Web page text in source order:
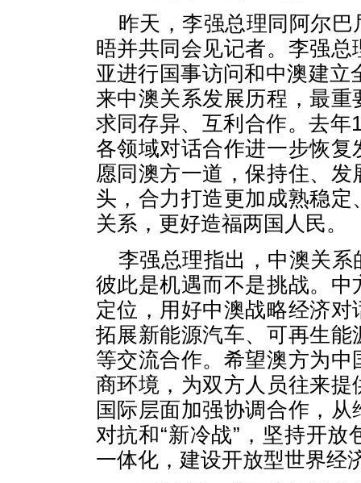
昨天，李强总理同阿尔
晤并共同会见记者。李强
亚进行国事访问和中澳建
来中澳关系发展历程，最
求同存异、互利合作。去
各领域对话合作进一步恢
愿同澳方一道，保持住、
头，合力打造更加成熟稳
关系，更好造福两国人民。
李强总理指出，中澳关
彼此是机遇而不是挑战。
定位，用好中澳战略经济
拓展新能源汽车、可再生
等交流合作。希望澳方为
商环境，为双方人员往来
国际层面加强协调合作，
对抗和“新冷战”，坚持开
一体化，建设开放型世界经